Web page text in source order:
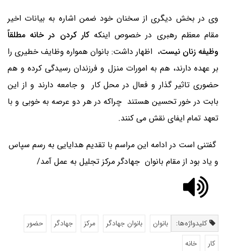
وی در بخش دیگری از سخنان خود ضمن اشاره به بیانات اخیر
مقام معظم رهبری در خصوص اینکهکار کردن در خانه مطلقاً
وظیفه زنان نیست، اظهار داشت: بانوان همواره وظایف خطیری را
بر عهده دارند، هم به امورات منزل و فرزندان رسیدگی کرده و هم
حضوری تاثیر گذار و فعال در محل کار و جامعه دارند و از این
بابت در خور تحسین هستند چراکه در هر دو عرصه به خوبی و با
تعهد تمام ایفای نقش می کنند.
گفتنی است در ادامه این مراسم با تقدیم هدایایی به رسم سپاس
و یاد بود از مقام بانوان جهادگر مرکز تجلیل به عمل آمد/
کلیدواژه‌ها: بانوان بانوان جهادگر مرکز جهادگر
حضور
کار
خانه